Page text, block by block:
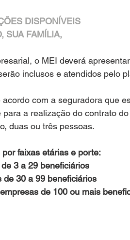
DISPONÍVEIS
SUA FAMÍLIA,
o MEI deverá
inclusos e atendidos pelo
com a seguradora que
a realização do contrato
duas ou três pessoas.
faixas etárias e porte:
3 a 29 beneficiários
30 a 99 beneficiários
de 100 ou mais